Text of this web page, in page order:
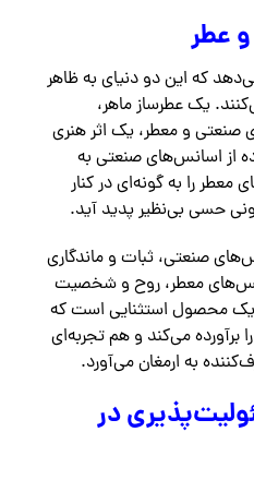
عطر
که این دو دنیای به ظاهر
یک عطرساز ماهر،
صنعتی و معطر، یک اثر هنری
از اسانس‌های صنعتی به
معطر را به گونه‌ای در کنار
حسی بی‌نظیر پدید آید.
صنعتی، ثبات و ماندگاری
معطر، روح و شخصیت
محصول استثنایی است که
برآورده می‌کند و هم تجربه‌ای
به ارمغان می‌آورد.
در